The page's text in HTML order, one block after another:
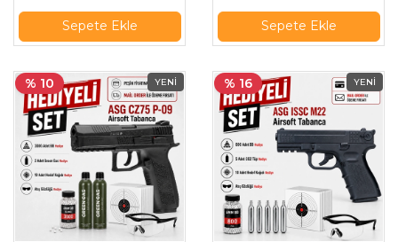
Sepete Ekle Sepete Ekle
% 10 % 16